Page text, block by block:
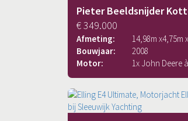
Pieter Beeldsnijder
€ 349.000
Afmeting: 14,98m x4,75m x
Bouwjaar:
2008
Motor:
1x John Deere